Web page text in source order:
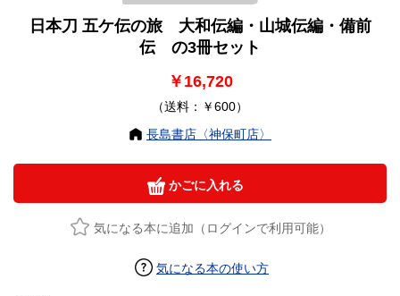
日本刀 五ケ伝の旅 大和伝編・山城伝編・備前
伝 の3冊セット
￥16,720
（送料：￥600）
長島書店〈神保町店〉
かごに入れる
気になる本に追加（ログインで利用可能）
気になる本の使い方